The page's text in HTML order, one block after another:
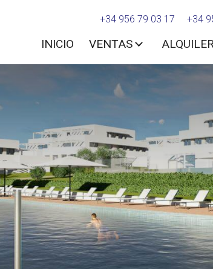
+34 956 79 03 17 +34
INICIO VENTAS